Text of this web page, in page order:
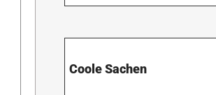
Coole Sachen